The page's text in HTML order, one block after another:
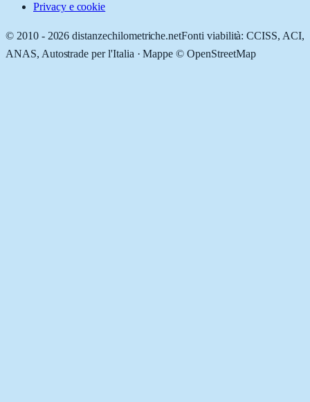
Privacy e cookie
© 2010 - 2026 distanzechilometriche.netFonti viabilità: CCISS, ACI,
ANAS, Autostrade per l'Italia · Mappe © OpenStreetMap